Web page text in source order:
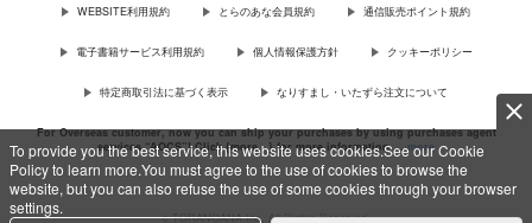
To provide you the best service, this website uses cookies.See our Cookie
Policy to learn more.You must agree to the use of cookies to browse the
website, but you can also refuse the use of some cookies through your browser
settings.
WEBSITE利用規約 とらのあな会員規約 通信販売ポイント規約
電子書籍サービス利用規約 個人情報保護方針 クッキーポリシー
特定商取引法に基づく表示 なりすまし・いたずら注文について
For Overseas customer, now you can ship your purchases by using purchases agent
services “AOCS”! Click {more…} for more information …more
c TORANOANA Inc, All Rights Reserved.